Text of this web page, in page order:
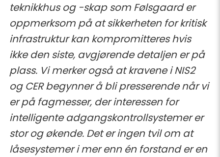
teknikkhus og -skap som Følsgaard er
oppmerksom på at sikkerheten for kritisk
infrastruktur kan kompromitteres hvis
ikke den siste, avgjørende detaljen er på
plass. Vi merker også at kravene i NIS2
og CER begynner å bli presserende når vi
er på fagmesser, der interessen for
intelligente adgangskontrollsystemer er
stor og økende. Det er ingen tvil om at
låsesystemer i mer enn én forstand er en